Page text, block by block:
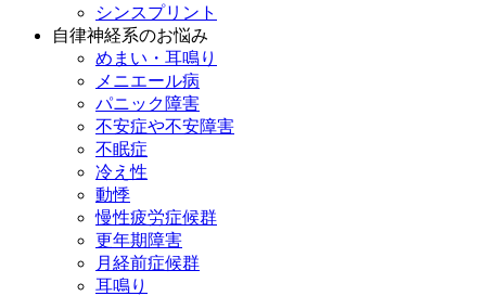
シンスプリント
自律神経系のお悩み
めまい・耳鳴り
メニエール病
パニック障害
不安症や不安障害
不眠症
冷え性
動悸
慢性疲労症候群
更年期障害
月経前症候群
耳鳴り